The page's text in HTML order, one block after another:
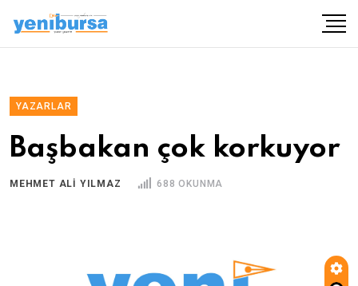
YAZARLAR
Başbakan çok korkuyor
MEHMET ALI YILMAZ 688 OKUNMA